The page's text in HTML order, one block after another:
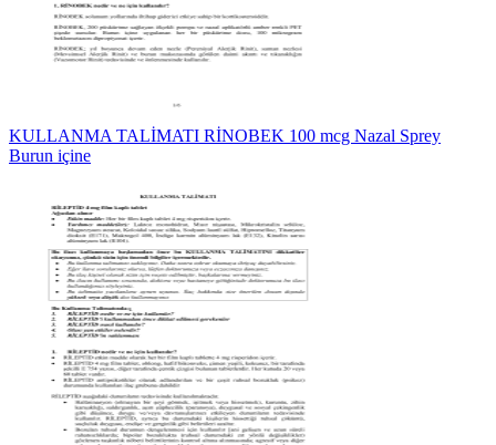
KULLANMA TALİMATI RİNOBEK 100 mcg Nazal Sprey
Burun içine